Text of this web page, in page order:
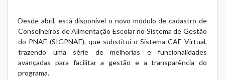
Desde abril, está disponível o novo módulo de cadastro de
Conselheiros de Alimentação Escolar no Sistema de Gestão
do PNAE (SIGPNAE), que substitui o Sistema CAE Virtual,
trazendo uma série de melhorias e funcionalidades
avançadas para facilitar a gestão e a transparência do
programa.